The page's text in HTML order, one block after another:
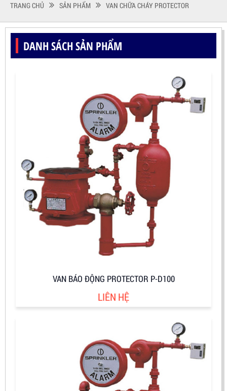
TRANG CHỦ SẢN PHẨM VAN CHỮA CHÁY PROTECTOR
DANH SÁCH SẢN PHẨM
VAN BÁO ĐỘNG PROTECTOR P-D100
LIÊN HỆ